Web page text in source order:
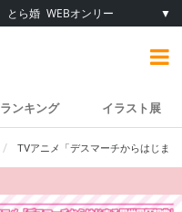
とら婚 WEBオンリー ▼
ランキング イラスト展
TVアニメ「デスマーチからはじま